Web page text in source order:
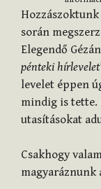
során
Elegendő
pénteki
levelet éppen
mindig is tette.
utasításokat
Csakhogy
magyaráznunk